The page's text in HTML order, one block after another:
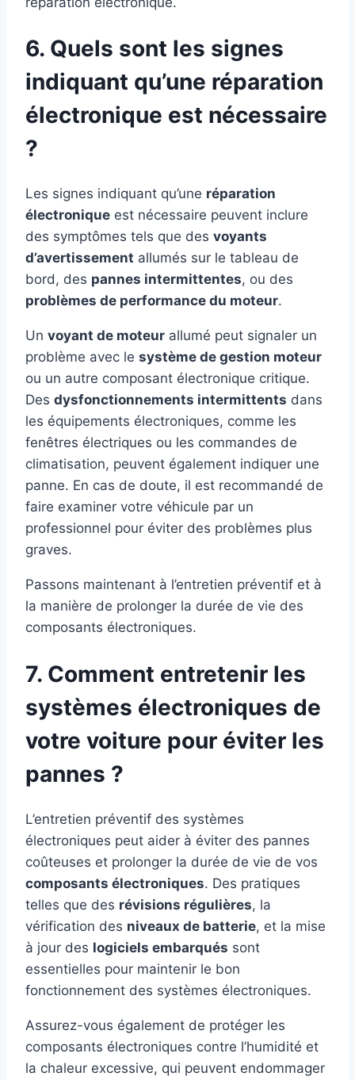
6. Quels sont les signes
indiquant qu’une réparation
électronique est nécessaire
?
Les signes indiquant qu’une réparation
électronique est nécessaire peuvent inclure
des symptômes tels que des voyants
d’avertissement allumés sur le tableau de
bord, des pannes intermittentes, ou des
problèmes de performance du moteur.
Un voyant de moteur allumé peut signaler un
problème avec le système de gestion moteur
ou un autre composant électronique critique.
Des dysfonctionnements intermittents dans
les équipements électroniques, comme les
fenêtres électriques ou les commandes de
climatisation, peuvent également indiquer une
panne. En cas de doute, il est recommandé de
faire examiner votre véhicule par un
professionnel pour éviter des problèmes plus
graves.
Passons maintenant à l’entretien préventif et à
la manière de prolonger la durée de vie des
composants électroniques.
7. Comment entretenir les
systèmes électroniques de
votre voiture pour éviter les
pannes ?
L’entretien préventif des systèmes
électroniques peut aider à éviter des pannes
coûteuses et prolonger la durée de vie de vos
composants électroniques. Des pratiques
telles que des révisions régulières, la
vérification des niveaux de batterie, et la mise
à jour des logiciels embarqués sont
essentielles pour maintenir le bon
fonctionnement des systèmes électroniques.
Assurez-vous également de protéger les
composants électroniques contre l’humidité et
la chaleur excessive, qui peuvent endommager